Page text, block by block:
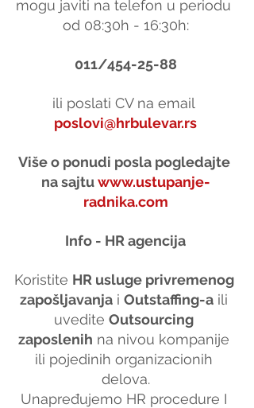
mogu javiti na telefon u periodu
od 08:30h - 16:30h:
011/454-25-88
ili poslati CV na email
poslovi@hrbulevar.rs
Više o ponudi posla pogledajte
na sajtu www.ustupanje-
radnika.com
Info - HR agencija
Koristite HR usluge privremenog
zapošljavanja i Outstaffing-a ili
uvedite Outsourcing
zaposlenih na nivou kompanije
ili pojedinih organizacionih
delova.
Unapređujemo HR procedure I